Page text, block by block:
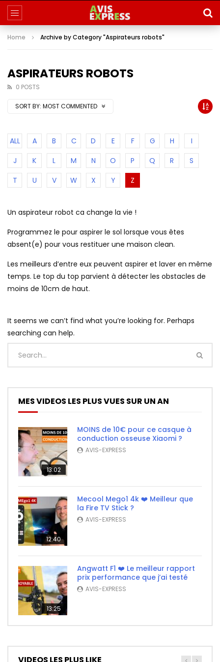
Home Archive by Category "Aspirateurs robots"
ASPIRATEURS ROBOTS
0 POSTS
SORT BY: MOST COMMENTED
ALL A B C D E F G H
I
J
K L M N O P Q R
S
T
U V W X Y Z
Un aspirateur robot ca change la vie !
Programmez le pour aspirer le sol lorsque vous êtes
absent(e) pour vous restituer une maison clean.
Les meilleurs d’entre eux peuvent aspirer et laver en même
temps. Le top du top parvient à détecter les obstacles de
moins de 10cm de haut.
It seems we can’t find what you’re looking for. Perhaps
searching can help.
MES VIDEOS LES PLUS VUES SUR UN AN
13:02
MOINS de 10€ pour ce casque à
conduction osseuse Xiaomi ?
AVIS-EXPRESS
12:40
Mecool Mego1 4k ❤️ Meilleur que
la Fire TV Stick ?
AVIS-EXPRESS
13:25
Angwatt F1 ❤️ Le meilleur rapport
prix performance que j’ai testé
AVIS-EXPRESS